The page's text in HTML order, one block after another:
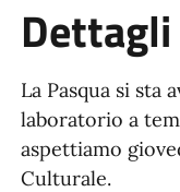
La Pasqua si
laboratorio a
aspettiamo
Culturale.